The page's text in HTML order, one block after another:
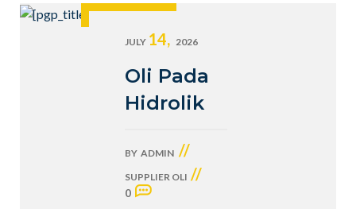
JULY 14, 2026
Oli Pada
Hidrolik
BY ADMIN //
SUPPLIER OLI //
0